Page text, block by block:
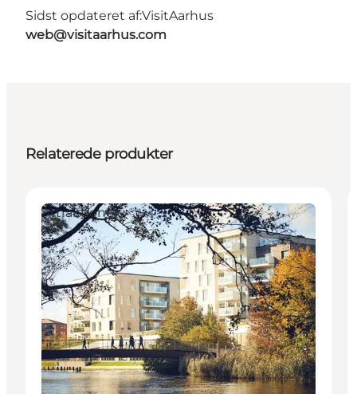
Sidst opdateret af:VisitAarhus
web@visitaarhus.com
Relaterede produkter
Attraktioner